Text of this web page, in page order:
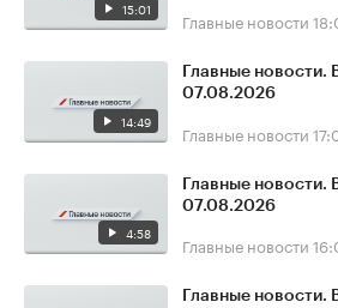
15:01 Главные новости
14:49
Главные новости.
07.08.2026
Главные новости
4:58
Главные новости.
07.08.2026
Главные новости
Главные новости.